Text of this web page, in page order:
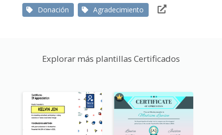
Donación Agradecimiento
Explorar más plantillas Certificados